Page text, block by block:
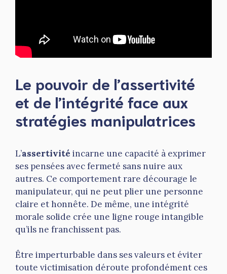
Le pouvoir de l’assertivité
et de l’intégrité face aux
stratégies manipulatrices
L’assertivité incarne une capacité à exprimer
ses pensées avec fermeté sans nuire aux
autres. Ce comportement rare décourage le
manipulateur, qui ne peut plier une personne
claire et honnête. De même, une intégrité
morale solide crée une ligne rouge intangible
qu’ils ne franchissent pas.
Être imperturbable dans ses valeurs et éviter
toute victimisation déroute profondément ces